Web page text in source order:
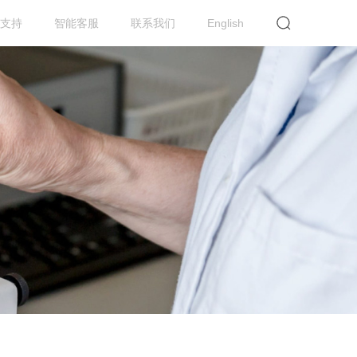
持 智能客服 联系我们 English